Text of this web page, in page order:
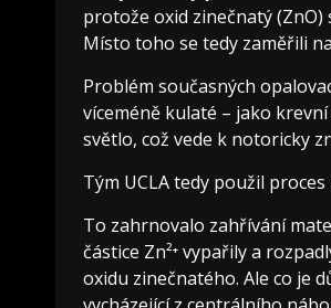
protože oxid zinečnatý
Místo toho se tedy zaměřili
Problém současných
víceméně kulaté – jako
světlo, což vede k notoricky
Tým UCLA tedy použil
To zahrnovalo zahřívání
částice Zn²⁺ vypařily a
oxidu zinečnatého. Ale co je